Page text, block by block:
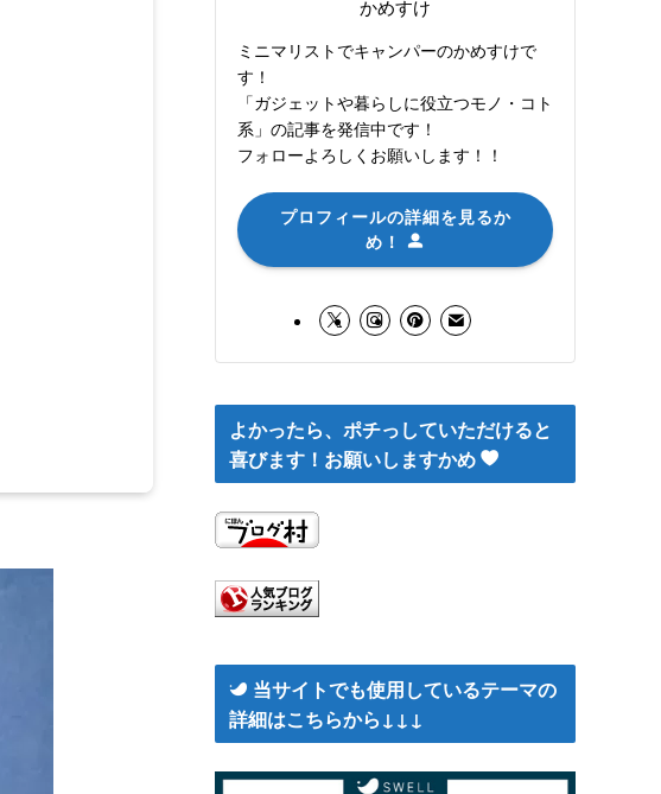
かめすけ
ミニマリストでキャンパーのかめすけで
す！
「ガジェットや暮らしに役立つモノ・コト
系」の記事を発信中です！
フォローよろしくお願いします！！
プロフィールの詳細を見るか
め！
よかったら、ポチっしていただけると
喜びます！お願いしますかめ
当サイトでも使用しているテーマの
詳細はこちらから↓↓↓